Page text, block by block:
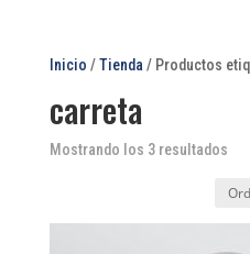
Inicio /Tienda / Productos
carreta
Mostrando los 3 resultados